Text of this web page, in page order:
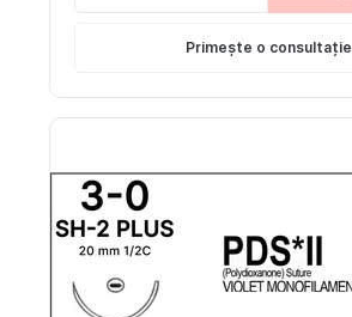
Primește o consultație